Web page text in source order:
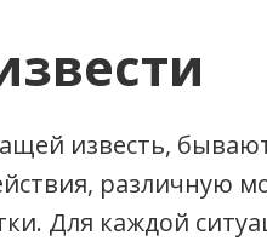
известь,
различную
Для каждой